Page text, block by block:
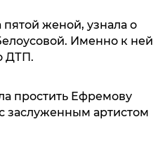
пятой женой, узнала о
Именно к ней
ДТП.
простить Ефремову
заслуженным артистом